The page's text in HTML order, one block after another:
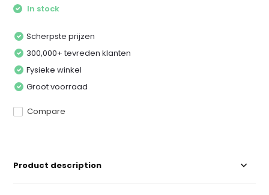
In stock
Scherpste prijzen
300,000+ tevreden klanten
Fysieke winkel
Groot voorraad
Compare
Product description